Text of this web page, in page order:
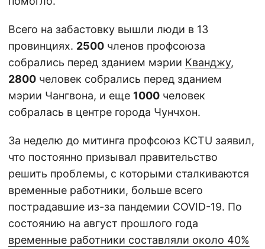
Всего на забастовку вышли люди в 13
провинциях. 2500 членов профсоюза
собрались перед зданием мэрии Кванджу,
2800 человек собрались перед зданием
мэрии Чангвона, и еще 1000 человек
собралась в центре города Чунчхон.
За неделю до митинга профсоюз KCTU заявил,
что постоянно призывал правительство
решить проблемы, с которыми сталкиваются
временные работники, больше всего
пострадавшие из-за пандемии COVID-19. По
состоянию на август прошлого года
временные работники составляли около 40%